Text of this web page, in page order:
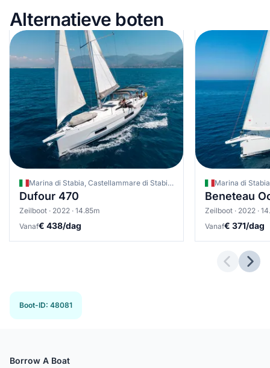
Alternatieve boten
Marina di Stabia, Castellammare di Stabia, Italië
Dufour 470
Zeilboot · 2022 · 14.85m
Vanaf€ 438/dag
Beneteau
Zeilboot · 2022 ·
Vanaf€ 371/dag
Boot-ID: 48081
Borrow A Boat